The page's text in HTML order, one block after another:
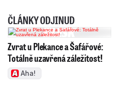
ČLÁNKY ODJINUD
Zvrat u Plekance a Šafářové:
Totálně uzavřená záležitost!
Aha!